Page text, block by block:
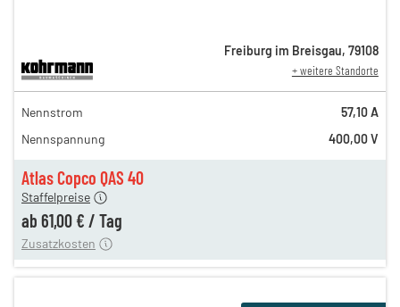
Atlas Copco QAS 40
104,00 €
86,00 €
71,00 €
Staffelpreise
ab 61,00 € / Tag
12,00 €
Zusatzkosten
Freiburg im Breisgau, 79108
+ weitere Standorte
Nennstrom
57,10 A
Nennspannung
400,00 V